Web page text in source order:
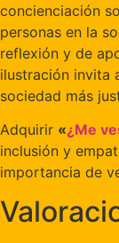
concienciación
personas en la
reflexión y de
ilustración invita
sociedad más
Adquirir «¿Me
inclusión y
importancia de